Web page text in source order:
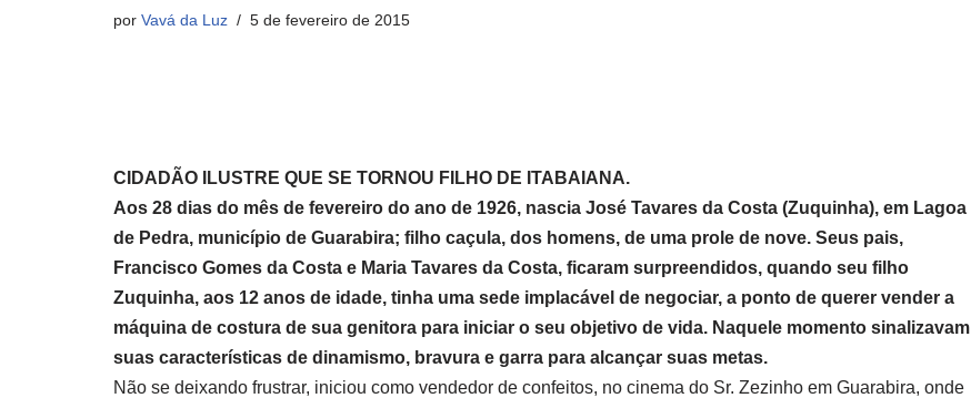
por Vavá da Luz 5 de fevereiro de 2015
CIDADÃO ILUSTRE QUE SE TORNOU FILHO DE ITABAIANA.
Aos 28 dias do mês de fevereiro do ano de 1926, nascia José Tavares da Costa (Zuquinha), em Lagoa
de Pedra, município de Guarabira; filho caçula, dos homens, de uma prole de nove. Seus pais,
Francisco Gomes da Costa e Maria Tavares da Costa, ficaram surpreendidos, quando seu filho
Zuquinha, aos 12 anos de idade, tinha uma sede implacável de negociar, a ponto de querer vender a
máquina de costura de sua genitora para iniciar o seu objetivo de vida. Naquele momento sinalizavam
suas características de dinamismo, bravura e garra para alcançar suas metas.
Não se deixando frustrar, iniciou como vendedor de confeitos, no cinema do Sr. Zezinho em Guarabira, onde